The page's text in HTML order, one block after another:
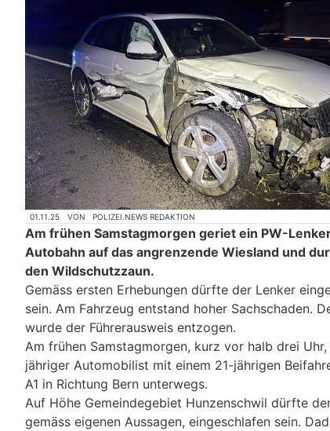
01.11.25 VON POLIZEI.NEWS REDAKTION
Am frühen Samstagmorgen geriet ein PW-
Autobahn auf das angrenzende Wiesland und
den Wildschutzzaun.
Gemäss ersten Erhebungen dürfte der Lenker
sein. Am Fahrzeug entstand hoher Sachschaden.
wurde der Führerausweis entzogen.
Am frühen Samstagmorgen, kurz vor halb drei
jähriger Automobilist mit einem 21-jährigen
A1 in Richtung Bern unterwegs.
Auf Höhe Gemeindegebiet Hunzenschwil dürfte
gemäss eigenen Aussagen, eingeschlafen sein.